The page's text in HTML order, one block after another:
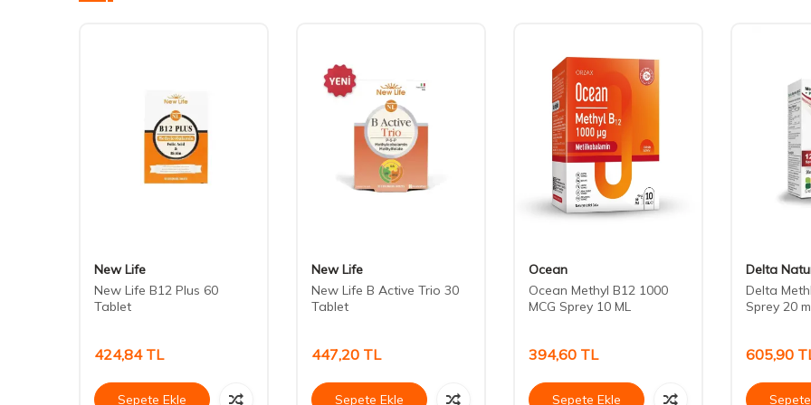
New Life
New Life B12 Plus 60
Tablet
424,84TL
Sepete Ekle
New Life
New Life B Active Trio 30
Tablet
447,20 TL
Sepete Ekle
Ocean
Ocean Methyl B12 1000
MCG Sprey 10 ML
394,60 TL
Sepete Ekle
Delta
Delta
Sprey 20
605,90